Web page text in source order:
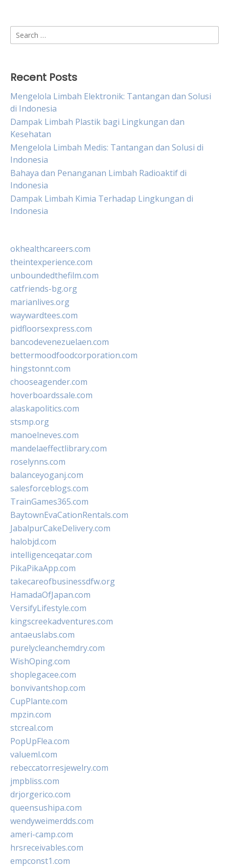
Search
for:
Recent Posts
Mengelola Limbah Elektronik: Tantangan dan Solusi
di Indonesia
Dampak Limbah Plastik bagi Lingkungan dan
Kesehatan
Mengelola Limbah Medis: Tantangan dan Solusi di
Indonesia
Bahaya dan Penanganan Limbah Radioaktif di
Indonesia
Dampak Limbah Kimia Terhadap Lingkungan di
Indonesia
okhealthcareers.com
theintexperience.com
unboundedthefilm.com
catfriends-bg.org
marianlives.org
waywardtees.com
pidfloorsexpress.com
bancodevenezuelaen.com
bettermoodfoodcorporation.com
hingstonnt.com
chooseagender.com
hoverboardssale.com
alaskapolitics.com
stsmp.org
manoelneves.com
mandelaeffectlibrary.com
roselynns.com
balanceyoganj.com
salesforceblogs.com
TrainGames365.com
BaytownEvaCationRentals.com
JabalpurCakeDelivery.com
halobjd.com
intelligenceqatar.com
PikaPikaApp.com
takecareofbusinessdfw.org
HamadaOfJapan.com
VersifyLifestyle.com
kingscreekadventures.com
antaeuslabs.com
purelycleanchemdry.com
WishOping.com
shoplegacee.com
bonvivantshop.com
CupPlante.com
mpzin.com
stcreal.com
PopUpFlea.com
valueml.com
rebeccatorresjewelry.com
jmpbliss.com
drjorgerico.com
queensushipa.com
wendyweimerdds.com
ameri-camp.com
hrsreceivables.com
empconst1.com